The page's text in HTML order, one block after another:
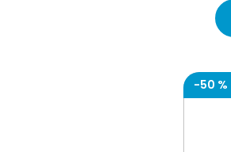
-50 %